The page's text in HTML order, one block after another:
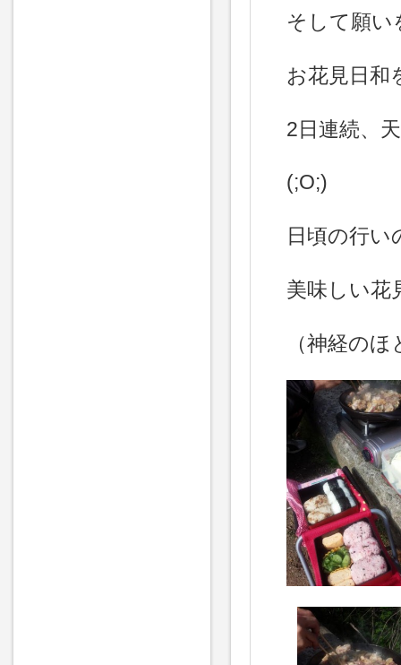
そして願い
お花見日和
2日連続、
(;O;)
日頃の行い
美味しい花
（神経の